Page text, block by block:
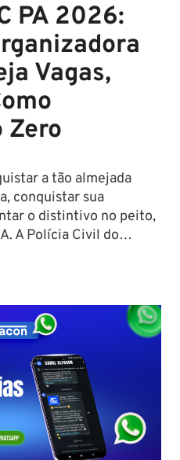
PA 2026:
Vagas,
Zero
a tão almejada
conquistar sua
o distintivo no peito,
A Polícia Civil do…